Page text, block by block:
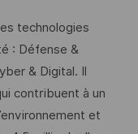
technologies
: Défense &
& Digital. Il
contribuent à un
et